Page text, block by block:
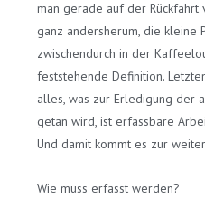
man gerade auf der
ganz andersherum, die kleine
zwischendurch in der
feststehende Definition.
alles, was zur Erledigung der
getan wird, ist erfassbare
Und damit kommt es zur
Wie muss erfasst werden?